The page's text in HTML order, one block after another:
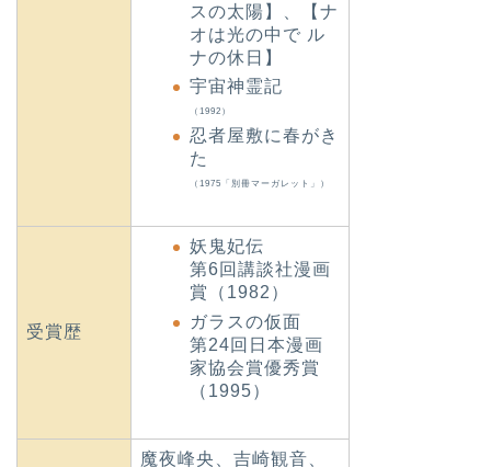
スの太陽】、【ナ
オは光の中で ル
ナの休日】
宇宙神霊記
（1992）
忍者屋敷に春がき
た
（1975「別冊マーガレット」）
受賞歴
妖鬼妃伝
第6回講談社漫画
賞（1982）
ガラスの仮面
第24回日本漫画
家協会賞優秀賞
（1995）
魔夜峰央、吉崎観音、